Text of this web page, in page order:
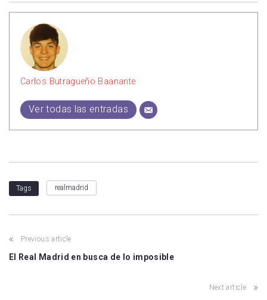
Carlos Butragueño Baanante
Ver todas las entradas
Tags realmadrid
Previous article
El Real Madrid en busca de lo imposible
Next article